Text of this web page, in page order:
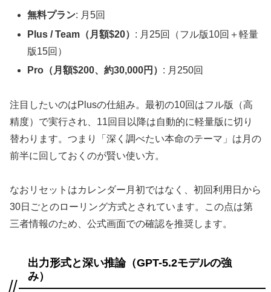
無料プラン: 月5回
Plus / Team（月額$20） : 月25回（フル版10回＋軽量
版15回）
Pro（月額$200、約30,000円） : 月250回
注目したいのはPlusの仕組み。最初の10回はフル版（高
精度）で実行され、11回目以降は自動的に軽量版に切り
替わります。つまり「深く調べたい本命のテーマ」は月の
前半に回しておくのが賢い使い方。
なおリセットはカレンダー月初ではなく、初回利用日から
30日ごとのローリング方式とされています。この点は第
三者情報のため、公式画面での確認を推奨します。
出力形式と深い推論（GPT-5.2モデルの強
み）